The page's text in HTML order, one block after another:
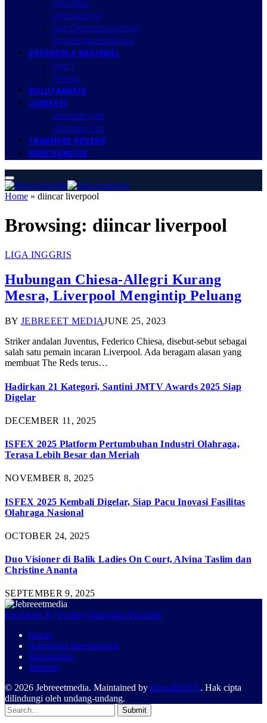
Liga Italia
Liga Spanyol
Liga Champion/Europa
Timnas Mancanegara
SEPAKBOLA NASIONAL
Liga 1
Timnas
BULUTANGKIS
JEBREEET
Jebreeet Talk
Jebreeet Tips
TRANMERE ROVERS
MERCHANDISE
Home » diincar liverpool
Browsing: diincar liverpool
LIGA INGGRIS
Hubungan Chiesa-Allegri Kurang
Mesra, Liverpool Mengintip Peluang
BY JEBREEET MEDIAJUNE 25, 2023
Striker andalan Juventus, Federico Chiesa, disebut-sebut sebagai
salah satu pemain incaran Liverpool. Ada beragam alasan yang
membuat The Reds terus…
Hadirkan 21 Kategori, Santini JMTV Awards 2025 Siap
Digelar
DECEMBER 11, 2025
ISFEX 2025 Platform Pertumbuhan Industri Olahraga,
Terasa Lebih Besar dan Meriah
NOVEMBER 8, 2025
ISFEX 2025 Kembali Digelar, Siap Pacu Inovasi Fasilitas
Olahraga Nasional
OCTOBER 24, 2025
Duo Visioner di Balik Ladies On Court, Alvina Taslim dan
Christine Ananta
SEPTEMBER 9, 2025
Facebook X (Twitter) InstagramYouTube
Home
Sepakbola Internasional
Bulutangkis
Jebreeet
© 2026 Jebreeetmedia. Maintained by kreasiMAYA. Hak cipta
dilindungi oleh undang-undang.
Submit